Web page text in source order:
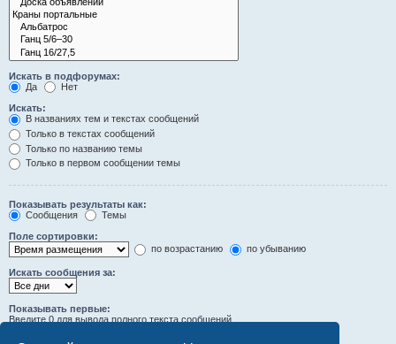
Искать в подфорумах:
Да
Нет
Искать:
В названиях тем и текстах сообщений
Только в текстах сообщений
Только по названию темы
Только в первом сообщении темы
Показывать результаты как:
Сообщения
Темы
Поле сортировки:
по возрастанию
по убыванию
Искать сообщения за:
Показывать первые:
Введите 0 для вывода полного текста сообщений.